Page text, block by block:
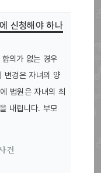
신청해야 하나
의가 없는 경우
변경은 자녀의 양
법원은 자녀의 최
내립니다. 부모
건